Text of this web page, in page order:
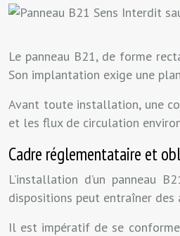
Le panneau B21, de forme
Son implantation exige une
Avant toute installation, une
et les flux de circulation
Cadre réglementataire et
L’installation d’un panneau
dispositions peut entraîner
Il est impératif de se